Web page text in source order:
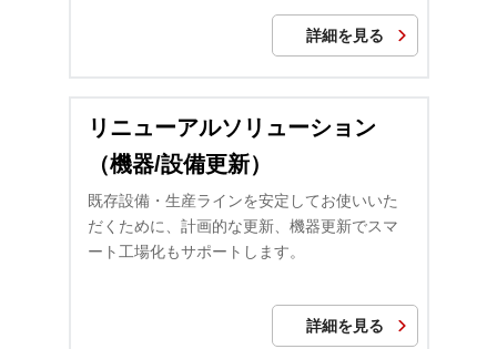
詳細を見る
リニューアルソリューション
（機器/設備更新）
既存設備・生産ラインを安定してお使いいた
だくために、計画的な更新、機器更新でスマ
ート工場化もサポートします。
詳細を見る